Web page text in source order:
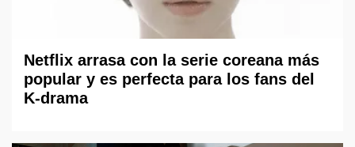
Netflix arrasa con la serie coreana más
popular y es perfecta para los fans del
K-drama